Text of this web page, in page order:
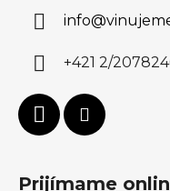
info@
+421 2/
Prijímame